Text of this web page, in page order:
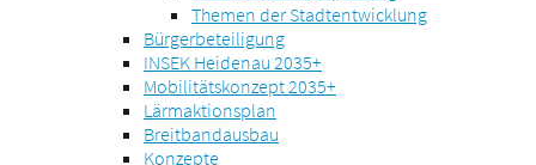
Themen der Stadtentwicklung
Bürgerbeteiligung
INSEK Heidenau 2035+
Mobilitätskonzept 2035+
Lärmaktionsplan
Breitbandausbau
Konzepte